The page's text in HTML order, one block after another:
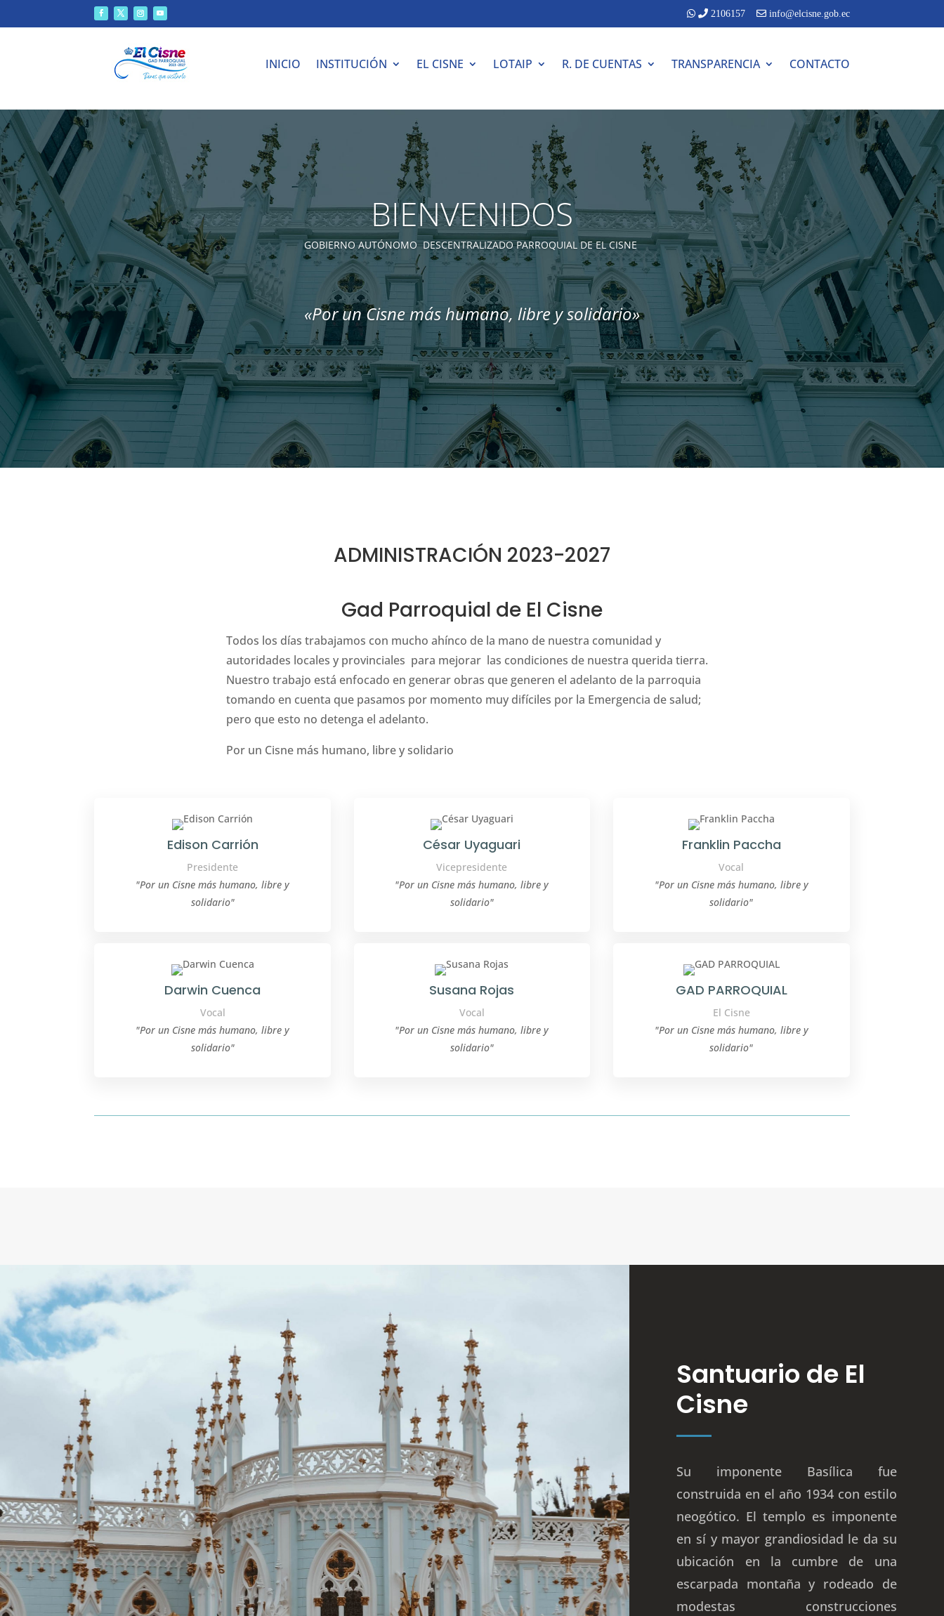
2106157 info@elcisne.gob.ec
INICIO INSTITUCIÓN EL CISNE LOTAIP R. DE CUENTAS TRANSPARENCIA CONTACTO
BIENVENIDOS
GOBIERNO AUTÓNOMO DESCENTRALIZADO PARROQUIAL DE EL CISNE
«Por un Cisne más humano, libre y solidario»
ADMINISTRACIÓN 2023-2027
Gad Parroquial de El Cisne
Todos los días trabajamos con mucho ahínco de la mano de nuestra comunidad y
autoridades locales y provinciales para mejorar las condiciones de nuestra querida tierra.
Nuestro trabajo está enfocado en generar obras que generen el adelanto de la parroquia
tomando en cuenta que pasamos por momento muy difíciles por la Emergencia de salud;
pero que esto no detenga el adelanto.
Por un Cisne más humano, libre y solidario
Edison Carrión
Presidente
"Por un Cisne más humano, libre y
solidario"
Darwin Cuenca
Vocal
"Por un Cisne más humano, libre y
solidario"
César Uyaguari
Vicepresidente
"Por un Cisne más humano, libre y
solidario"
Susana Rojas
Vocal
"Por un Cisne más humano, libre y
solidario"
Franklin Paccha
Vocal
"Por un Cisne más humano, libre y
solidario"
GAD PARROQUIAL
El Cisne
"Por un Cisne más humano, libre y
solidario"
Santuario de El
Cisne
Su imponente Basílica fue
construida en el año 1934 con estilo
neogótico. El templo es imponente
en sí y mayor grandiosidad le da su
ubicación en la cumbre de una
escarpada montaña y rodeado de
modestas construcciones